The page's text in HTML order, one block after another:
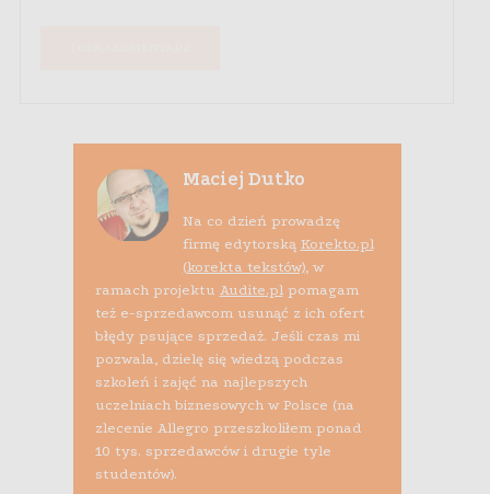
Maciej Dutko
Na co dzień prowadzę
firmę edytorską Korekto.pl
(korekta tekstów), w
ramach projektu Audite.plpomagam
też e-sprzedawcom usunąć z ich ofert
błędy psujące sprzedaż. Jeśli czas mi
pozwala, dzielę się wiedzą podczas
szkoleń i zajęć na najlepszych
uczelniach biznesowych w Polsce (na
zlecenie Allegro przeszkoliłem ponad
10 tys. sprzedawców i drugie tyle
studentów).